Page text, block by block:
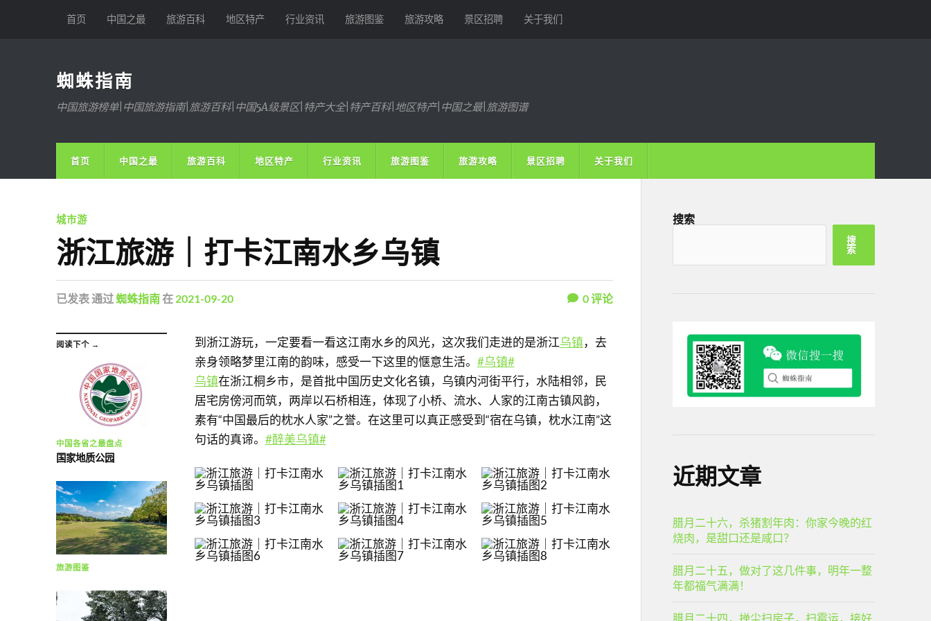
首页 中国之最 旅游百科 地区特产 行业资讯 旅游图鉴 旅游攻略 景区招聘 关于我们
蜘蛛指南
中国旅游榜单|中国旅游指南|旅游百科|中国5A级景区|特产大全|特产百科|地区特产|中国之最|旅游图谱
首页 中国之最 旅游百科 地区特产 行业资讯 旅游图鉴 旅游攻略 景区招聘 关于我们
城市游
浙江旅游｜打卡江南水乡乌镇
已发表通过蜘蛛指南在 2021-09-20 0评论
阅读下个 →
中国各省之最盘点
国家地质公园
旅游图鉴
到浙江游玩，一定要看一看这江南水乡的风光，这次我们走进的是浙江乌镇，去
亲身领略梦里江南的韵味，感受一下这里的惬意生活。 #乌镇#
乌镇在浙江桐乡市，是首批中国历史文化名镇，乌镇内河街平行，水陆相邻，民
居宅房傍河而筑，两岸以石桥相连，体现了小桥、流水、人家的江南古镇风韵，
素有“中国最后的枕水人家”之誉。在这里可以真正感受到“宿在乌镇，枕水江南”这
句话的真谛。 #醉美乌镇#
搜索
搜
索
近期文章
腊月二十六，杀猪割年肉：你家今晚的红
烧肉，是甜口还是咸口？
腊月二十五，做对了这几件事，明年一整
年都福气满满！
腊月二十四，掸尘扫房子，扫霉运，接好